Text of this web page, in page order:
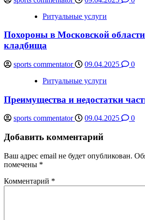
Ритуальные услуги
Похороны в Московской
кладбища
sports commentator 09.04.2025
0
Ритуальные услуги
Преимущества и недостатки
sports commentator 09.04.2025 0
Добавить комментарий
Ваш адрес email не будет опубликован.
помечены *
Комментарий *